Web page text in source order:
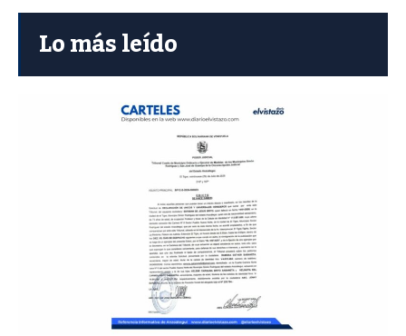
Lo más leído